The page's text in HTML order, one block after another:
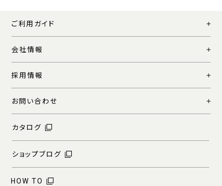
ご利用ガイド
会社情報
採用情報
お問い合わせ
カタログ
ショップブログ
HOW TO